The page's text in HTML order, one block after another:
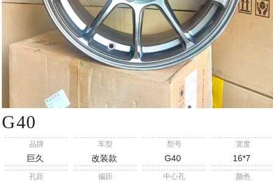
G40
品牌
巨久
车型
改装款
型号
G40
宽度
16*7
孔距 偏距 中心孔 颜色